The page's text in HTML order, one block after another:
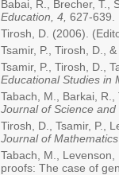
Babai, R., Brecher, T.,
Education, 4, 627-639.
Tirosh, D. (2006).
Tsamir, P., Tirosh, D.,
Tsamir, P., Tirosh, D.,
Educational Studies in
Tabach, M., Barkai,
Journal of Science
Tirosh, D., Tsamir, P.,
Journal of
Tabach, M.,
proofs: The case of